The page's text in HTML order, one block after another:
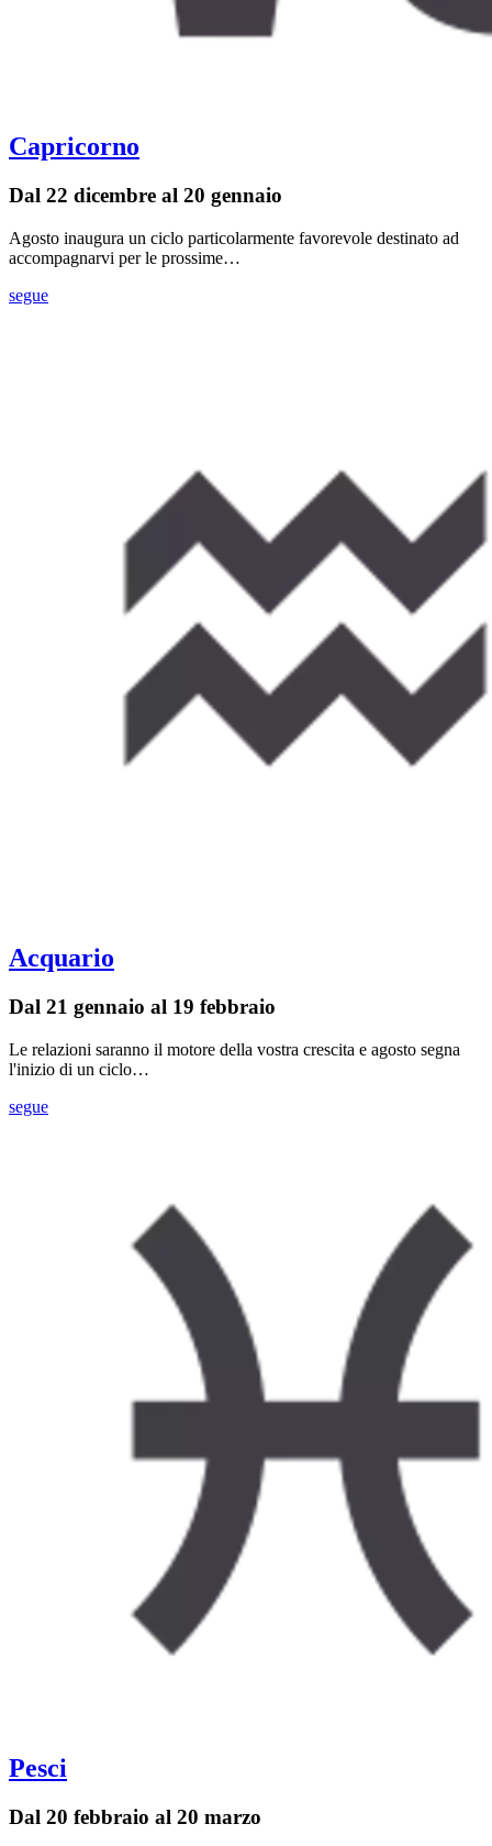
Capricorno
Dal 22 dicembre al 20 gennaio
Agosto inaugura un ciclo particolarmente favorevole destinato ad
accompagnarvi per le prossime…
segue
Acquario
Dal 21 gennaio al 19 febbraio
Le relazioni saranno il motore della vostra crescita e agosto segna
l'inizio di un ciclo…
segue
Pesci
Dal 20 febbraio al 20 marzo